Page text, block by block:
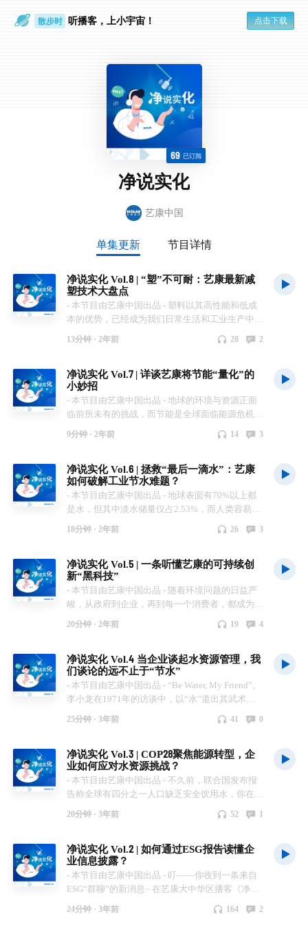
散步时 听播客，上小宇宙！ 点击下载
69 已订阅
净说实化
艺康中国
单集更新 节目详情
净说实化 Vol.8 | “塑”不可耐：艺康最新减
塑技术大盘点
- 本节目由艺康中国出品 - 塑料以其高性能和低成
本的优势，已经成为我们日常生活和工业生产中不
年以来，从2.34亿吨增加到2022年的超过4亿吨。
人担忧：仅有9%的废弃塑料被重新利用，而大约
70%的塑料最终被焚烧或填埋处理，剩下的21%则
在环境中残留，引发了严重的环境问题和资源的浪
费。 面对这一挑战，如何有效利用塑料的循环再
生，以减少污染、降低碳排放、节约能源，已经成
为全球共同关注的议题。企业和个人都在积极探索
的环境问题。 本期节目，我们将从塑料污染的现
状入手，来了解创新减塑技术的重要性，以及艺康
在这一领域的实践和思考。 本期嘉宾 艺康大中华
区餐饮酒店行业研发负责人 于春波 艺康大中华区
造纸研发负责人 温泉 Timeline （节目总时长：13
了相当于8个西湖的体积的一次性塑料垃圾 03:33
有哪些公司积极响应了减塑的政策？ Part 2 艺康在
减塑方面做出的贡献 05:28 液体清洗剂也能变成
“泡腾片”？ 08:44 为什么说以纸代塑正处于“相互
博弈”的状态？ 感谢收听本季艺康自制播客“净”说
或帮助。 评论区留言告诉我们你对本期播客内容
的感受，或谈谈我们作为个体可以在减塑或别的可
持续发展方向里做出什么贡献呢？分享你的想法！
还有机会获得艺康中国准备的独家小礼品！ 方寸
万物，全力以护！与我们一同迈向更加可持续的未
客 关键词搜索：净说实化 上期获奖名单：添腹亿
饼_Wbfl
13分钟 · 2年前 28 2
净说实化 Vol.7 | 详谈艺康将节能“量化”的
小妙招
- 本节目由艺康中国出品 - 地球的环境与资源正面
临前所未有的挑战，而节能是全球面临能源危机和
的日益稀缺和环境问题的加剧，提高能源使用效率
少温室气体排放，缓解全球变暖，还能降低能源成
本，提高经济效率。 从家庭到工业，从城市规划
到国家政策，节能措施包括但不限于：使用节能电
器、推广电动和混合动力汽车、发展智能电网、采
用先进的工业节能技术和设备、以及鼓励可持续的
生活习惯。通过这些综合性的努力，我们可以朝着
有幸邀请到艺康食品饮料部研发经理季靓，与我们
重点讨论节能技术在食品、餐饮领域的应用及其对
环境的积极影响。 本期嘉宾 艺康食品饮料部研发
经理，季靓 Timeline （节目总时长：9分02秒）
00:52 是谁在推动国内新能源车市场的飞速发展？
减少了一半的能源与水资源 05:21 洗碗机的蒸汽竟
然也能回收再利用？ 下期预告 在下一期《净说实
化》中，我们将聚焦于减塑技术，我们将邀请到艺
康大中华区环保领域的研发负责人，分享艺康在减
塑实践中的洞见和最新的创新解决方案。敬请期
响到个人生活？就有机会获得艺康定制专属礼品哦
~ 方寸万物，全力以护！与我们一同迈向更加可持
续的未来，我们下期节目不见不散~ 微信互动平台
公众号/视频号：艺康中国 音频收听平台： 喜马拉
雅、小宇宙、网易云、苹果播客 关键词搜索：净
奖的听众们也不要灰心，请持续关注参与哦~下一
个幸运儿就是你！
9分钟 · 2年前 14 3
净说实化 Vol.6 | 拯救“最后一滴水”：艺康
如何破解工业节水难题？
- 本节目由艺康中国出品 - 地球表面有70%以上都
是水，但其中淡水储量仅占2.53%，而人类容易开
水总储量的0.34%，不足全球水总储量的万分之
为世界平均水平的1/4，然而，我国又是世界上用
水量最多的国家。 站在水资源危机的十字路口，
警钟已经敲响，节水，已成为我们共同的责任和使
命。 今天就由两位净说实化特邀嘉宾共同带我们
揭开工业节水的“奥秘”。从一滴洗澡水到一座火力
发电厂的水回用，我们将一起发现节水的无限可
研发高级经理，陈果博士 艺康集团可持续发展网
络大中华区负责人，聂豫蓉 Timeline （节目总时
长：18分23秒） Part 1 什么是工业节水？ 03:55 中
国每年的工业用水量相当于大约1万个西湖的储水
量 06:35 工业节水的技术到底复杂在哪？ Part 2 工
使用？ 11:26 怎么做到水回用？ Part 3 有什么技术
去实现节水的绿色创新？ 13:03 在水处理过程中，
如何避免对生态环境产生影响？ 14:03 如何将节水
和节能进行串联？ 15:25 如何将人工智能与节水联
系在一起？ 下期预告 下一期《净说实化》将深入
待！ 留言告诉我们你对本期播客内容的感受，或
分享你观察到的可持续创新技术将如何通过企业影
响到个人生活？就有机会获得艺康定制专属礼品哦
~ 方寸万物，全力以护！让我们为建设更加绿色的
未来贡献智慧和力量。我们下期节目不见不散~ 微
18分钟 · 2年前 26 3
净说实化 Vol.5 | 一条听懂艺康的可持续创
新“黑科技”
- 本节目由艺康中国出品 - 随着环境问题的日益严
峻，从政府到企业，再到每一个消费者，都成为了
定并践行可持续发展目标之际，艺康集团同样积极
力，不断通过技术革新助力推动行业变革与升级，
携手客户共同为社会带来积极影响。 如何实现有
限资源的更有效利用？如何让环保变得更有经济价
值？如何用更多中国“智造”影响世界？这些都是艺
康在研发创新道路上的长期课题。 本期《净说实
化》特邀第一财经研究院执行院长于舰，对话艺康
我们共同了解艺康集团究竟是如何通过创新思维与
技术来实现可持续发展目标的。 本期嘉宾 邱凯博
士，艺康集团亚太及大中华区高级研发总监 于舰
院长，第一财经研究院执行院长 Timeline （节目
总时长：19分34秒） Part 1 企业是如何通过技术来
过点滴改变践行可持续发展理念 Part 2 艺康的可持
续创新技术体现在哪些领域？ 06:43 通过创新技术
降低能源和原材料的消耗以及减少废物的排放
12:10 艺康的技术能否被全行业复制使用？ 12:51
在节能、节水等方面，艺康有什么独家的“黑科
20分钟 · 2年前 19 4
净说实化 Vol.4 当企业谈起水资源管理，我
们谈论的远不止于“节水”
- 本节目由艺康中国出品 - “Be Water, My Friend”。
李小龙在1971年的访谈中，以“水”道出其武术哲
年的今天，“水载万物”不仅是东西方哲学体系中的
的真实写照。 当我们谈论水时，我们不止在谈论
水。正如上期播客所聊到的，水资源管理，挑战与
希望并存。同时，它也频频出现在联合国可持续发
展目标、联合国水事会议《水行动议程》、中国
《减污降碳协同增效实施方案》等等可持续发展的
相关议题中，与“能源转型”、“减污降碳”等重要话
业，尤其化工企业，应如何看待水资源管理的意义
与价值？该如何协同多方，保护运营所在地的社会
及生态环境？又怎样有效做到以水为桥梁，既实现
自身的可持续运营，又融入运营所在地的绿色发
展？ 本期节目，第一财经的资深媒体人与两位水
25分钟 · 3年前 41 0
净说实化 Vol.3 | COP28聚焦能源转型，企
业如何应对水资源挑战？
- 本节目由艺康中国出品 - 不久前，联合国发布报
告称全球有四分之一人口缺乏安全饮用水，你在日
十八届联合国气候变化大会（COP28）于11月30
方都出席参与。这场聚焦气候变化与能源转型等多
项议题，面向全人类共同的明天而探讨改变的会议
中，“水”的存在不容忽视。这既说明水的珍贵与重
要，也体现了水资源管理的复杂和艰难。 而企业
作为“用水大户”在水资源管理中有着义不容辞的责
任，从前端用水的高要求到后期水排放的高标准，
20分钟 · 3年前 52 1
净说实化 Vol.2 | 如何通过ESG报告读懂企
业信息披露？
- 本节目由艺康中国出品 - 叮——你收到一条来自
ESG“群聊”的新消息~ 在艺康大中华区播客《净说
了“可持续发展”、“CSR”与“ESG”三大热门概念，
24分钟 · 3年前 164 2